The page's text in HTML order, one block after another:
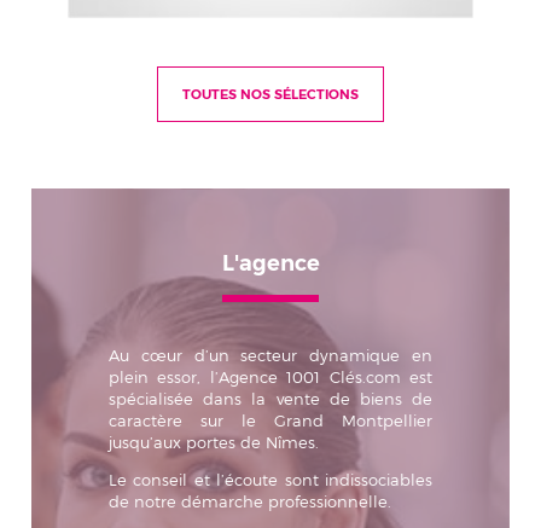
TOUTES NOS SÉLECTIONS
L'agence
Au cœur d’un secteur dynamique en
plein essor, l’Agence 1001 Clés.com est
spécialisée dans la vente de biens de
caractère sur le Grand Montpellier
jusqu’aux portes de Nîmes.
Le conseil et l’écoute sont indissociables
de notre démarche professionnelle.